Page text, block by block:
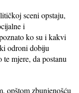
sceni opstaju,
i
ko su i kakvi
odroni dobiju
mjere, da postanu
opštom zbunjenošću